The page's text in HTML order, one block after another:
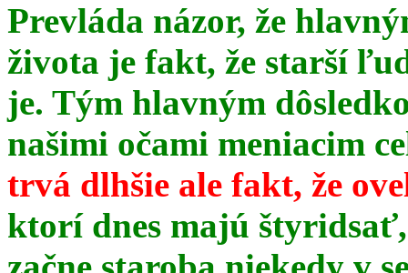
Prevláda názor, že
života je fakt, že starší
je. Tým hlavným
našimi očami meniacim
trvá dlhšie ale fakt, že
ktorí dnes majú